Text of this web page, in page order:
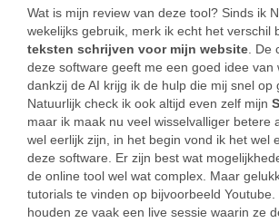
Wat is mijn review van deze tool? Sinds ik
wekelijks gebruik, merk ik echt het verschil
teksten schrijven voor mijn website .
deze software geeft me een goed idee van
dankzij de AI krijg ik de hulp die mij snel op
Natuurlijk check ik ook altijd even zelf mijn
maar ik maak nu veel wisselvalliger betere
wel eerlijk zijn, in het begin vond ik het wel
deze software. Er zijn best wat
de online tool wel wat complex. Maar
tutorials te vinden op bijvoorbeeld
houden ze vaak een live sessie waarin ze